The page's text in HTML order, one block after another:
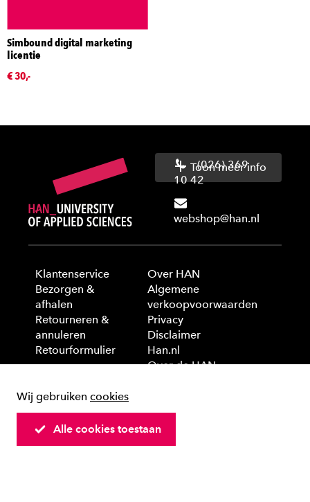
Simbound digital marketing
licentie
€ 30,-
(026) 369
10 42
webshop@han.nl
Toon meer info
Klantenservice
Bezorgen &
afhalen
Retourneren &
annuleren
Retourformulier
Over HAN
Algemene
verkoopvoorwaarden
Privacy
Disclaimer
Han.nl
Over de HAN
Wij gebruiken cookies
Alle cookies toestaan